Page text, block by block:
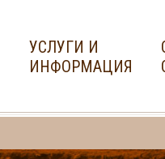
УСЛУГИ И
ИНФОРМАЦИЯ